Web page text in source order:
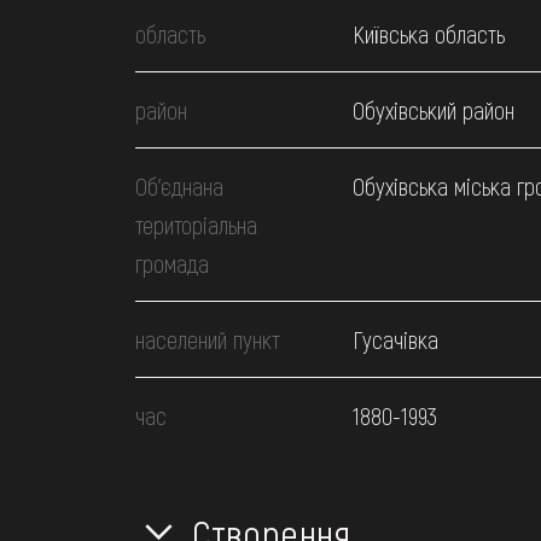
область Київська область
район Обухівський район
Об’єднана
територіальна
громада
Обухівська міська
населений пункт Гусачівка
час 1880-1993